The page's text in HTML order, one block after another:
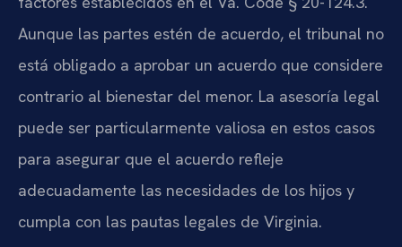
Aunque las partes estén de acuerdo, el tribunal no
está obligado a aprobar un acuerdo que considere
contrario al bienestar del menor. La asesoría legal
puede ser particularmente valiosa en estos casos
para asegurar que el acuerdo refleje
adecuadamente las necesidades de los hijos y
cumpla con las pautas legales de Virginia.